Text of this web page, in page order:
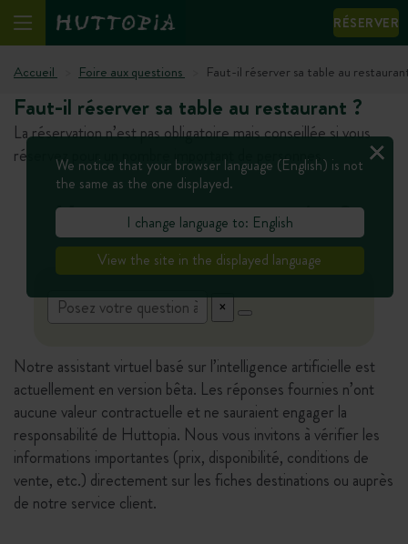
RÉSERVER
Accueil Foire aux questions Faut-il réserver sa table au
Faut-il réserver sa table au restaurant ?
La réservation n’est pas obligatoire mais conseillée si vous
réservez pour un nombre important de personnes.
Vous avez une autre question ?
Notre assistant virtuel basé sur l’intelligence artificielle est
actuellement en version bêta. Les réponses fournies n’ont
aucune valeur contractuelle et ne sauraient engager la
responsabilité de Huttopia. Nous vous invitons à vérifier les
informations importantes (prix, disponibilité, conditions de
vente, etc.) directement sur les fiches destinations ou auprès
de notre service client.
We notice that your browser language (English) is not
the same as the one displayed.
I change language to: English
View the site in the displayed language